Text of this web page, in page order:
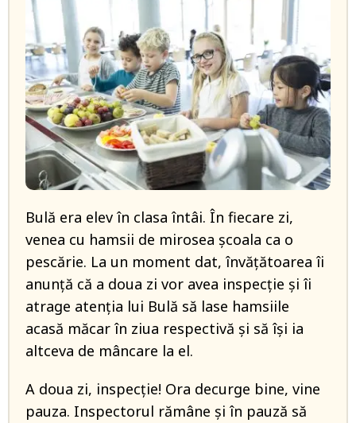
Bulă era elev în clasa întâi. În fiecare zi,
venea cu hamsii de mirosea școala ca o
pescărie. La un moment dat, învățătoarea îi
anunță că a doua zi vor avea inspecție și îi
atrage atenția lui Bulă să lase hamsiile
acasă măcar în ziua respectivă și să își ia
altceva de mâncare la el.
A doua zi, inspecție! Ora decurge bine, vine
pauza. Inspectorul rămâne și în pauză să